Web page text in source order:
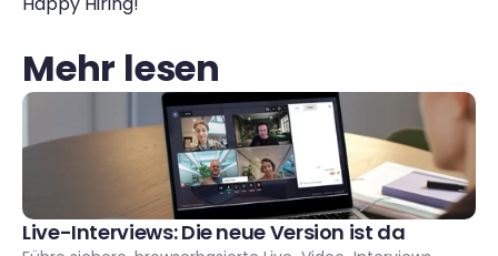
Mehr lesen
Live-Interviews: Die neue Version ist da